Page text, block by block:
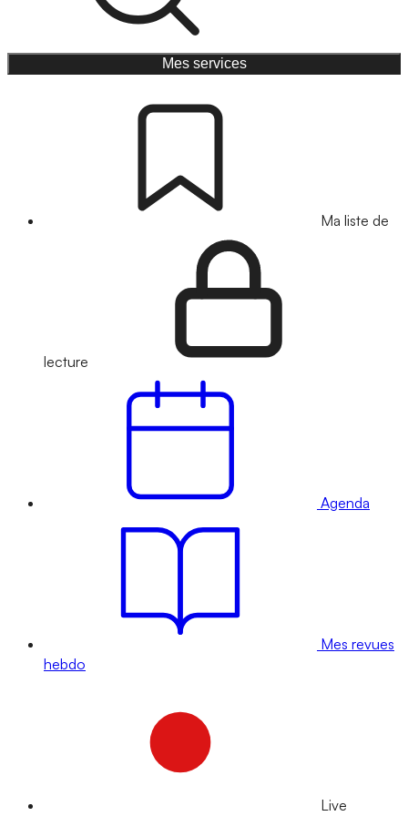
Mes services
Ma liste de
lecture
Agenda
Mes revues
hebdo
Live